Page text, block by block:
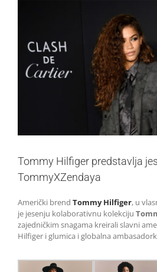
Tommy Hilfiger predstavlja
TommyXZendaya
Američki brend Tommy Hilfiger, u
je jesenju kolaborativnu kolekciju
zajedničkim snagama kreirali slavni
Hilfiger i glumica i globalna